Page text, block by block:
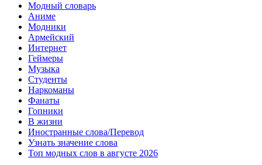
Модный словарь
Аниме
Модники
Армейский
Интернет
Геймеры
Музыка
Студенты
Наркоманы
Фанаты
Гопники
В жизни
Иностранные слова/Перевод
Узнать значение слова
Топ модных слов в августе 2026